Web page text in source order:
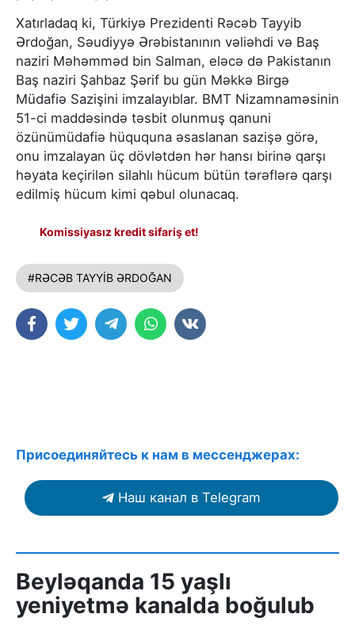
Xatırladaq ki, Türkiyə Prezidenti Rəcəb Tayyib
Ərdoğan, Səudiyyə Ərəbistanının vəliəhdi və Baş
naziri Məhəmməd bin Salman, eləcə də Pakistanın
Baş naziri Şahbaz Şərif bu gün Məkkə Birgə
Müdafiə Sazişini imzalayıblar. BMT Nizamnaməsinin
51-ci maddəsində təsbit olunmuş qanuni
özünümüdafiə hüququna əsaslanan sazişə görə,
onu imzalayan üç dövlətdən hər hansı birinə qarşı
həyata keçirilən silahlı hücum bütün tərəflərə qarşı
edilmiş hücum kimi qəbul olunacaq.
Komissiyasız kredit sifariş et!
#RƏCƏB TAYYİB ƏRDOĞAN
Присоединяйтесь к нам в мессенджерах:
Наш канал в Telegram
Beyləqanda 15 yaşlı
yeniyetmə kanalda boğulub